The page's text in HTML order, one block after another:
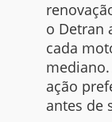
o Detran
cada
ação
antes de